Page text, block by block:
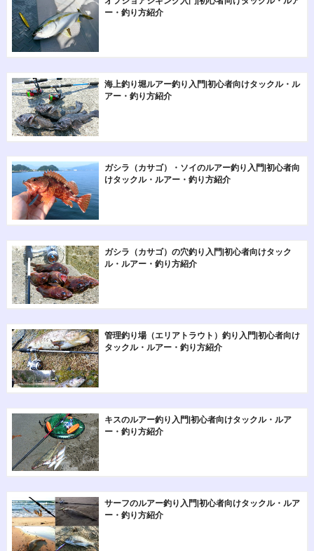
ー・釣り方紹介
海上釣り堀ルアー釣り入門|初心者向けタックル・ル
アー・釣り方紹介
ガシラ（カサゴ）・ソイのルアー釣り入門|初心者向
けタックル・ルアー・釣り方紹介
ガシラ（カサゴ）の穴釣り入門|初心者向けタック
ル・ルアー・釣り方紹介
管理釣り場（エリアトラウト）釣り入門|初心者向け
タックル・ルアー・釣り方紹介
キスのルアー釣り入門|初心者向けタックル・ルア
ー・釣り方紹介
サーフのルアー釣り入門|初心者向けタックル・ルア
ー・釣り方紹介